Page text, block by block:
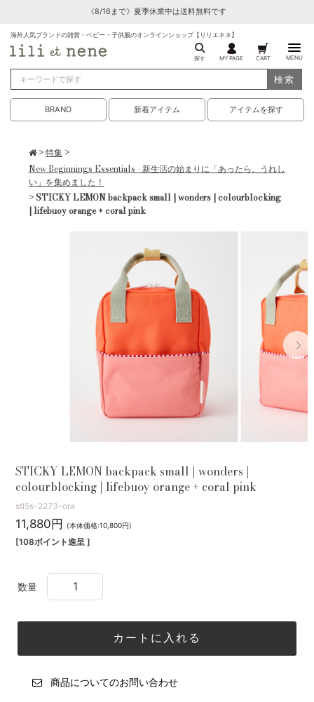
《8/16まで》夏季休業中は送料無料です
海外人気ブランドの雑貨・ベビー・子供服のオンラインショップ【リリエネネ】
探す MY PAGE CART MENU
検索
BRAND 新着アイテム アイテムを探す
>特集>
New Beginnings Essentials - 新生活の始まりに「あったら、うれし
い」を集めました！
> STICKY LEMON backpack small | wonders | colourblocking
| lifebuoy orange + coral pink
STICKY LEMON backpack small | wonders |
colourblocking | lifebuoy orange + coral pink
stl5s-2273-ora
11,880円 (本体価格:10,800円)
[108ポイント進呈 ]
数量
商品についてのお問い合わせ